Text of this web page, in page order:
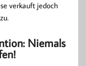
verkauft jedoch
Niemals